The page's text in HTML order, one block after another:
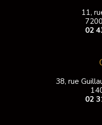
11,
02
38, rue
02